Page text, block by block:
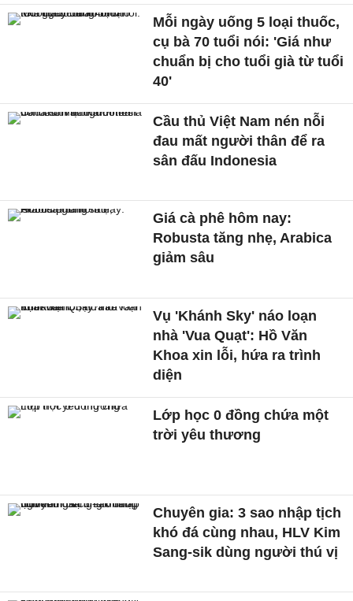
Mỗi ngày uống 5 loại thuốc,
cụ bà 70 tuổi nói: 'Giá như
chuẩn bị cho tuổi già từ tuổi
40'
Cầu thủ Việt Nam nén nỗi
đau mất người thân để ra
sân đấu Indonesia
Giá cà phê hôm nay:
Robusta tăng nhẹ, Arabica
giảm sâu
Vụ 'Khánh Sky' náo loạn
nhà 'Vua Quạt': Hồ Văn
Khoa xin lỗi, hứa ra trình
diện
Lớp học 0 đồng chứa một
trời yêu thương
Chuyên gia: 3 sao nhập tịch
khó đá cùng nhau, HLV Kim
Sang-sik dùng người thú vị